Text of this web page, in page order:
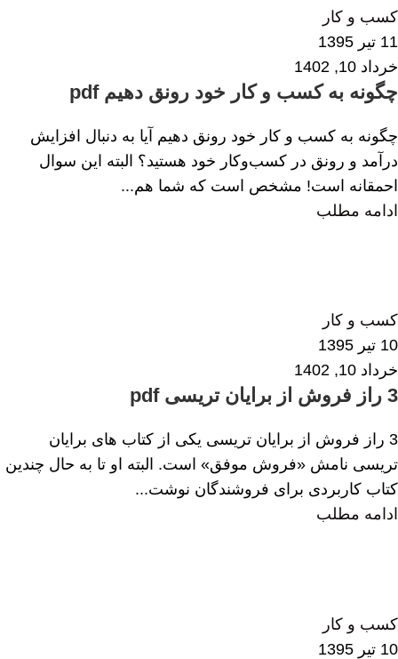
کسب و کار
11 تیر 1395
خرداد 10, 1402
چگونه به کسب و کار خود رونق دهیم pdf
چگونه به کسب و کار خود رونق دهیم آیا به دنبال افزایش
درآمد و رونق در کسب‌وکار خود هستید؟ البته این سوال
احمقانه است! مشخص است که شما هم...
ادامه مطلب
کسب و کار
10 تیر 1395
خرداد 10, 1402
3 راز فروش از برایان تریسی pdf
3 راز فروش از برایان تریسی یکی از کتاب های برایان
تریسی نامش «فروش موفق» است. البته او تا به حال چندین
کتاب کاربردی برای فروشندگان نوشت...
ادامه مطلب
کسب و کار
10 تیر 1395